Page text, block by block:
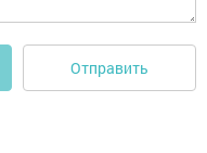
Отправить